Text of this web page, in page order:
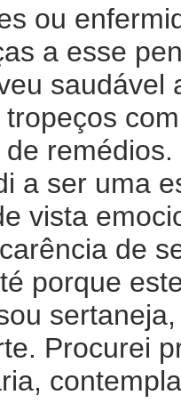
ou
a esse
saudável
a ser uma
vista
de
porque
Procurei